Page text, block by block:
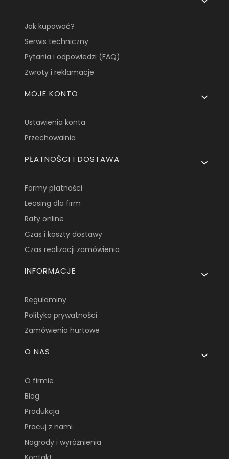
Jak kupować?
Serwis techniczny
Pytania i odpowiedzi (FAQ)
Zwroty i reklamacje
MOJE KONTO
Ustawienia konta
Przechowalnia
PŁATNOŚCI I DOSTAWA
Formy płatności
Leasing dla firm
Raty online
Czas i koszty dostawy
Czas realizacji zamówienia
INFORMACJE
Regulaminy
Polityka prywatności
Zamówienia hurtowe
O NAS
O firmie
Blog
Produkcja
Pracuj z nami
Nagrody i wyróżnienia